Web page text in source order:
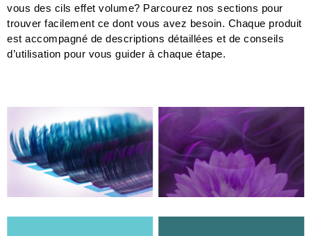
vous des cils effet volume? Parcourez nos sections pour
trouver facilement ce dont vous avez besoin. Chaque produit
est accompagné de descriptions détaillées et de conseils
d’utilisation pour vous guider à chaque étape.